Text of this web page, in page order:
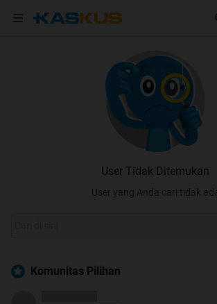
User Tidak Ditemukan
User yang Anda cari tidak
Komunitas Pilihan